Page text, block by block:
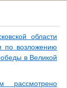
области
по возложению
в Великой
рассмотрено